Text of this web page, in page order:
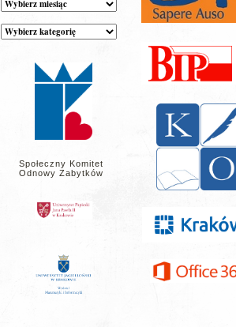
Kategorie
wpisów
Społeczny Komitet
Odnowy Zabytków